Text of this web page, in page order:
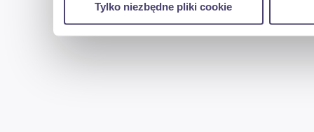
reklamowym i analitycznym. Partnerzy mogą
uzyskanymi podczas korzystania z ich usług.
Tylko niezbędne pliki cookie